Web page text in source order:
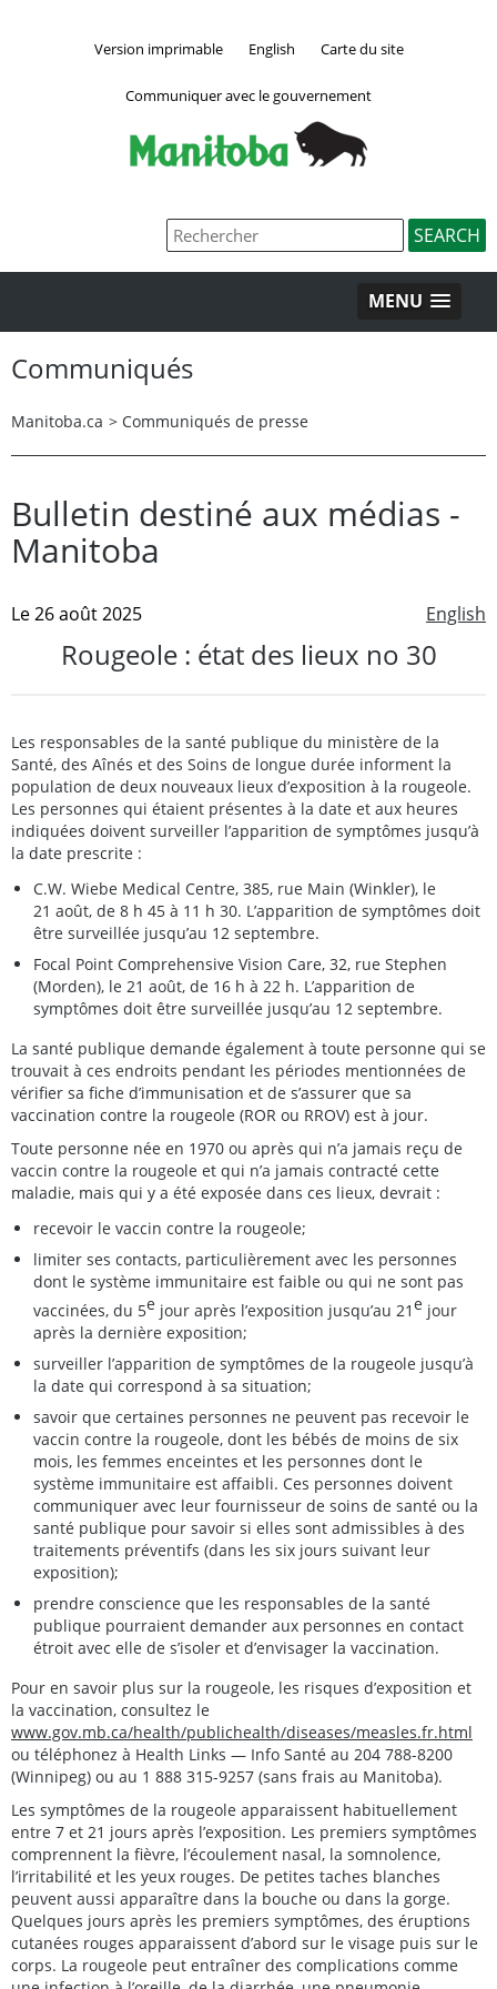
Version imprimable English Carte du site
Communiquer avec le gouvernement
MENU
Communiqués
Manitoba.ca > Communiqués de presse
Bulletin destiné aux médias -
Manitoba
English
Le 26 août 2025
Rougeole : état des lieux no 30
Les responsables de la santé publique du ministère de la
Santé, des Aînés et des Soins de longue durée informent la
population de deux nouveaux lieux d’exposition à la rougeole.
Les personnes qui étaient présentes à la date et aux heures
indiquées doivent surveiller l’apparition de symptômes jusqu’à
la date prescrite :
C.W. Wiebe Medical Centre, 385, rue Main (Winkler), le
21 août, de 8 h 45 à 11 h 30. L’apparition de symptômes doit
être surveillée jusqu’au 12 septembre.
Focal Point Comprehensive Vision Care, 32, rue Stephen
(Morden), le 21 août, de 16 h à 22 h. L’apparition de
symptômes doit être surveillée jusqu’au 12 septembre.
La santé publique demande également à toute personne qui se
trouvait à ces endroits pendant les périodes mentionnées de
vérifier sa fiche d’immunisation et de s’assurer que sa
vaccination contre la rougeole (ROR ou RROV) est à jour.
Toute personne née en 1970 ou après qui n’a jamais reçu de
vaccin contre la rougeole et qui n’a jamais contracté cette
maladie, mais qui y a été exposée dans ces lieux, devrait :
recevoir le vaccin contre la rougeole;
limiter ses contacts, particulièrement avec les personnes
dont le système immunitaire est faible ou qui ne sont pas
vaccinées, du 5e jour après l’exposition jusqu’au 21e jour
après la dernière exposition;
surveiller l’apparition de symptômes de la rougeole jusqu’à
la date qui correspond à sa situation;
savoir que certaines personnes ne peuvent pas recevoir le
vaccin contre la rougeole, dont les bébés de moins de six
mois, les femmes enceintes et les personnes dont le
système immunitaire est affaibli. Ces personnes doivent
communiquer avec leur fournisseur de soins de santé ou la
santé publique pour savoir si elles sont admissibles à des
traitements préventifs (dans les six jours suivant leur
exposition);
prendre conscience que les responsables de la santé
publique pourraient demander aux personnes en contact
étroit avec elle de s’isoler et d’envisager la vaccination.
Pour en savoir plus sur la rougeole, les risques d’exposition et
la vaccination, consultez le
www.gov.mb.ca/health/publichealth/diseases/measles.fr.html
ou téléphonez à Health Links — Info Santé au 204 788-8200
(Winnipeg) ou au 1 888 315-9257 (sans frais au Manitoba).
Les symptômes de la rougeole apparaissent habituellement
entre 7 et 21 jours après l’exposition. Les premiers symptômes
comprennent la fièvre, l’écoulement nasal, la somnolence,
l’irritabilité et les yeux rouges. De petites taches blanches
peuvent aussi apparaître dans la bouche ou dans la gorge.
Quelques jours après les premiers symptômes, des éruptions
cutanées rouges apparaissent d’abord sur le visage puis sur le
corps. La rougeole peut entraîner des complications comme